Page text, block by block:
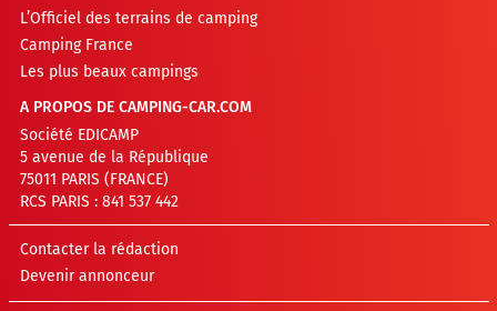
L’Officiel des terrains de camping
Camping France
Les plus beaux campings
A PROPOS DE CAMPING-CAR.COM
Société EDICAMP
5 avenue de la République
75011 PARIS (FRANCE)
RCS PARIS : 841 537 442
Contacter la rédaction
Devenir annonceur